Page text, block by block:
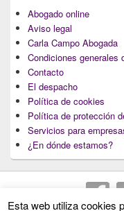
Abogado online
Aviso legal
Carla Campo Abogada
Condiciones generales
Contacto
El despacho
Política de cookies
Política de protección
Servicios para
¿En dónde estamos?
Esta web utiliza cookies